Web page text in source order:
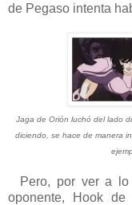
de Pegaso intenta
Jaga de Orión luchó del lado
diciendo, se hace de manera
Pero, por ver a lo
oponente, Hook de